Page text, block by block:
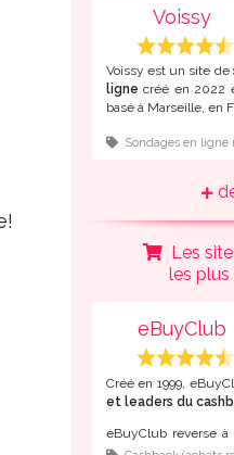
pouvez échanger
de l'argent
Voissy
Voissy est un site de
ligne créé en 2022
basé à Marseille, en
L'inscription à ce
:
Une fois inscrit
sondages en ligne
en bons d'achat
Sondages en ligne
Les
les plus
eBuyClub
Créé en 1999,
et leaders du
eBuyClub reverse
du montant de